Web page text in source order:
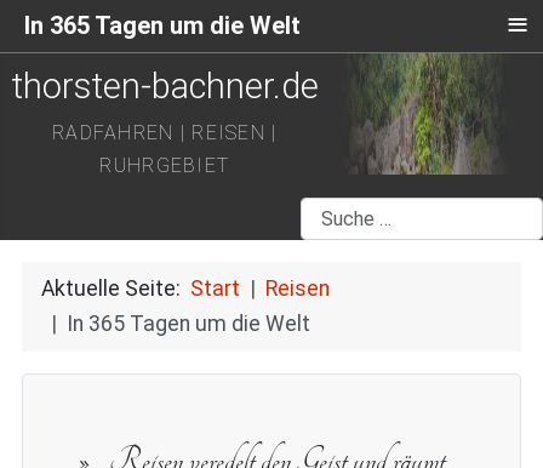
thorsten-bachner.de
RADFAHREN | REISEN |
RUHRGEBIET
Suchen
Aktuelle Seite: Start
Reisen
In 365 Tagen um die Welt
In 365 Tagen um die Welt ≡